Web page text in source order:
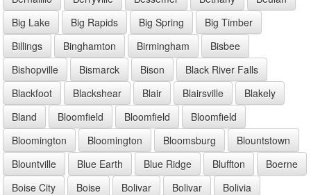
Big Lake
Big Rapids Big Spring
Big Timber
Billings
Binghamton Birmingham
Bisbee
Bishopville
Bismarck Bison
Black River Falls
Blackfoot
Blackshear Blair Blairsville
Blakely
Bland
Bloomfield Bloomfield
Bloomfield
Bloomington
Bloomington Bloomsburg
Blountstown
Blountville
Blue Earth Blue Ridge Bluffton
Boerne
Boise City
Boise Bolivar Bolivar
Bolivia